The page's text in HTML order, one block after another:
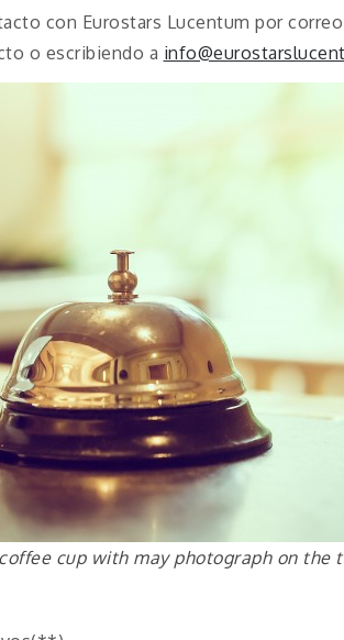
con Eurostars Lucentum por
o escribiendo a
cup with may photograph on the